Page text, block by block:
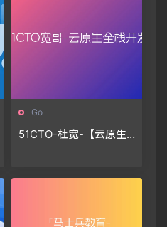
Go
51CTO-杜宽-【云原生
化运维平台开发项目实